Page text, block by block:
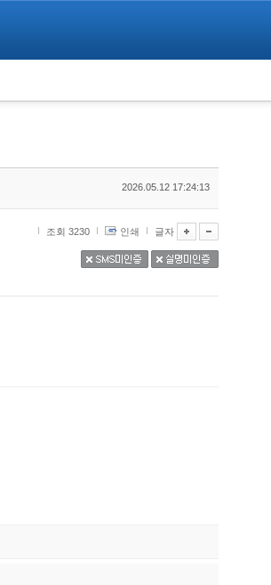
대응
2026.05.12 17:24:13
조회 3230 인쇄 글자